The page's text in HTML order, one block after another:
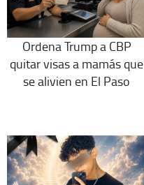
Ordena Trump a CBP
quitar visas a mamás que
se alivien en El Paso